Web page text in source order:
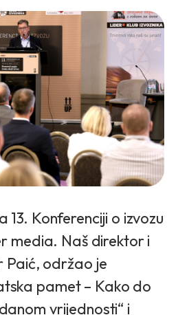
13. Konferenciji o izvozu
media. Naš direktor i
Paić, održao je
pamet – Kako do
vrijednosti“ i